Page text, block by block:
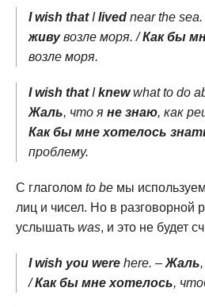
I wish thatIlived near the sea.
живувозле моря. /Как бы
возле моря.
I wish thatIknewwhat to do
Жаль, что я не знаю, как
Как бы мне хотелось
проблему.
С глаголом to be мы
лиц и чисел. Но в разговорной
услышать was, и это не будет
I wish you were here. – Жаль
/Как бы мне хотелось,